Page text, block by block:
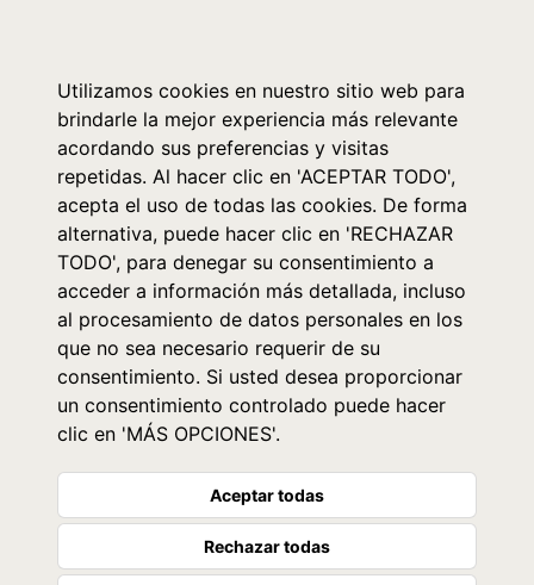
Utilizamos cookies en nuestro sitio web para
brindarle la mejor experiencia más relevante
acordando sus preferencias y visitas
repetidas. Al hacer clic en 'ACEPTAR TODO',
acepta el uso de todas las cookies. De forma
alternativa, puede hacer clic en 'RECHAZAR
TODO', para denegar su consentimiento a
acceder a información más detallada, incluso
al procesamiento de datos personales en los
que no sea necesario requerir de su
consentimiento. Si usted desea proporcionar
un consentimiento controlado puede hacer
clic en 'MÁS OPCIONES'.
Aceptar todas
Rechazar todas